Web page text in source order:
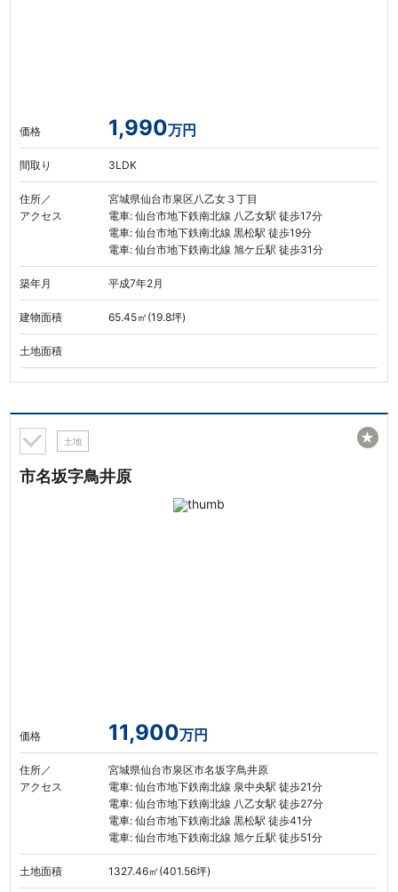
価格 1,990万円
間取り 3LDK
住所／
アクセス
宮城県仙台市泉区八乙女３丁目
電車: 仙台市地下鉄南北線 八乙女駅 徒歩17分
電車: 仙台市地下鉄南北線 黒松駅 徒歩19分
電車: 仙台市地下鉄南北線 旭ケ丘駅 徒歩31分
築年月 平成7年2月
建物面積 65.45㎡(19.8坪)
土地面積
土地
市名坂字鳥井原
価格 11,900万円
住所／
アクセス
宮城県仙台市泉区市名坂字鳥井原
電車: 仙台市地下鉄南北線 泉中央駅 徒歩21分
電車: 仙台市地下鉄南北線 八乙女駅 徒歩27分
電車: 仙台市地下鉄南北線 黒松駅 徒歩41分
電車: 仙台市地下鉄南北線 旭ケ丘駅 徒歩51分
土地面積 1327.46㎡(401.56坪)
★